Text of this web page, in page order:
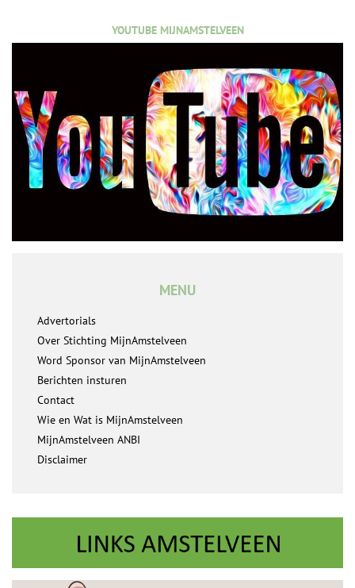
YOUTUBE MIJNAMSTELVEEN
MENU
Advertorials
Over Stichting MijnAmstelveen
Word Sponsor van MijnAmstelveen
Berichten insturen
Contact
Wie en Wat is MijnAmstelveen
MijnAmstelveen ANBI
Disclaimer